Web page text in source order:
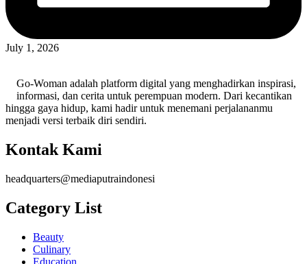
July 1, 2026
Go-Woman adalah platform digital yang menghadirkan inspirasi,
informasi, dan cerita untuk perempuan modern. Dari kecantikan
hingga gaya hidup, kami hadir untuk menemani perjalananmu
menjadi versi terbaik diri sendiri.
Kontak Kami
headquarters@mediaputraindonesi
Category List
Beauty
Culinary
Education